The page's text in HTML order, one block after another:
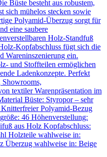
Büste besteht aus robustem,
sich mühelos stecken sowie
Polyamid-Überzug sorgt für
eine saubere
Holz-Standfuß
Kopfabschluss fügt sich die
Wareninszenierung ein.
und Stoffteilen ermöglichen
Ladenkonzepte. Perfekt
textiler Warenpräsentation im
Büste: Styropor – sehr
Polyamid-Bezug
46 Höhenverstellung:
aus Holz Kopfabschluss:
Holzteile wahlweise in:
Überzug wahlweise in: Beige